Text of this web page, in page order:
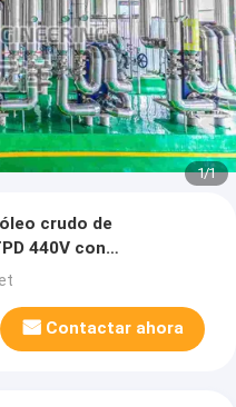
1/1
crudo de
440V con
Contactar ahora